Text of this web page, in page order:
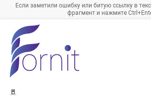
Если заметили ошибку или битую ссылку в
фрагмент и нажмите
🚪